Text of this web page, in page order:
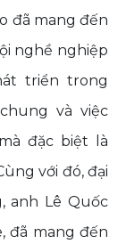
đã mang đến
nghề nghiệp
triển trong
và việc
đặc biệt là
với đó, đại
anh Lê Quốc
đã mang đến